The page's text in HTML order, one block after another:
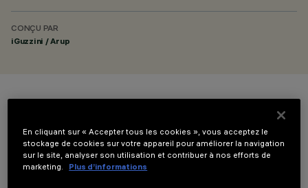
CONÇU PAR
iGuzzini / Arup
En cliquant sur « Accepter tous les cookies », vous acceptez le
stockage de cookies sur votre appareil pour améliorer la navigation
sur le site, analyser son utilisation et contribuer à nos efforts de
marketing.
Plus d’informations